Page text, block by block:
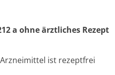
a ohne ärztliches Rezept
ist rezeptfrei